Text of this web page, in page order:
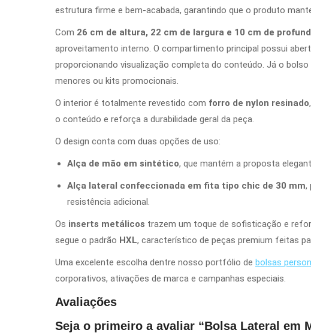
estrutura firme e bem-acabada, garantindo que o produto
Com 26 cm de altura, 22 cm de largura e 10 cm de
aproveitamento interno. O compartimento principal possui
proporcionando visualização completa do conteúdo. Já o
menores ou kits promocionais.
O interior é totalmente revestido com forro de nylon resinado
o conteúdo e reforça a durabilidade geral da peça.
O design conta com duas opções de uso:
Alça de mão em sintético, que mantém a proposta
Alça lateral confeccionada em fita tipo chic de 30 mm,
resistência adicional.
Os inserts metálicos trazem um toque de sofisticação e
segue o padrão HXL, característico de peças premium feitas
Uma excelente escolha dentre nosso portfólio de bolsas
corporativos, ativações de marca e campanhas especiais.
Avaliações
Seja o primeiro a avaliar “Bolsa Lateral em